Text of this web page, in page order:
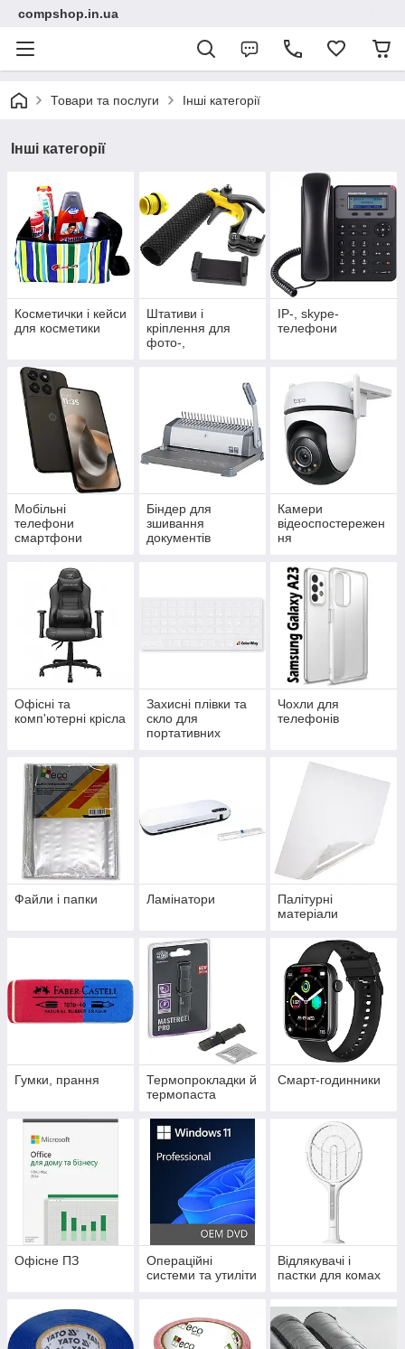
compshop.in.ua
Товари та послуги Інші категорії
Інші категорії
Косметички і кейси
для косметики
Штативи і
кріплення для
фото-,
IP-, skype-
телефони
Мобільні
телефони
смартфони
Біндер для
зшивання
документів
Камери
відеоспостережен
ня
Офісні та
комп'ютерні крісла
Захисні плівки та
скло для
портативних
Чохли для
телефонів
Файли і папки Ламінатори
Палітурні
матеріали
Гумки, прання
Термопрокладки й
термопаста
Смарт-годинники
Офісне ПЗ
Операційні
системи та утиліти
Відлякувачі і
пастки для комах